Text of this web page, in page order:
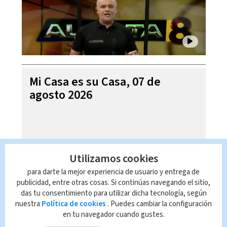
Mi Casa es su Casa, 07 de
agosto 2026
Utilizamos cookies
para darte la mejor experiencia de usuario y entrega de
publicidad, entre otras cosas. Si continúas navegando el sitio,
das tu consentimiento para utilizar dicha tecnología, según
nuestra Política de cookies . Puedes cambiar la configuración
en tu navegador cuando gustes.